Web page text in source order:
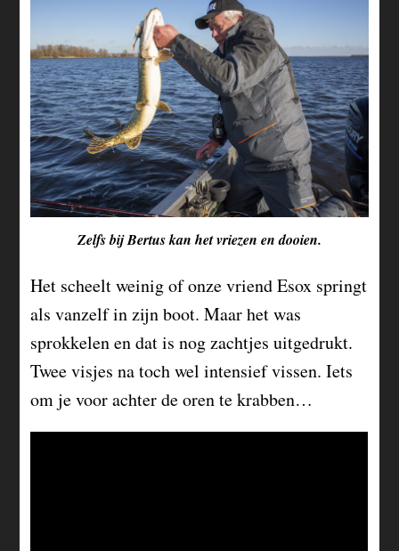
Zelfs bij Bertus kan het vriezen en dooien.
Het scheelt weinig of onze vriend Esox springt
als vanzelf in zijn boot. Maar het was
sprokkelen en dat is nog zachtjes uitgedrukt.
Twee visjes na toch wel intensief vissen. Iets
om je voor achter de oren te krabben…